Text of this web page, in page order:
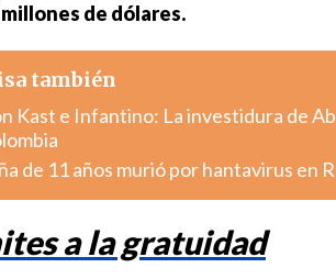
de dólares.
también
Kast e Infantino: La investidura de
de 11 años murió por hantavirus en
a la gratuidad